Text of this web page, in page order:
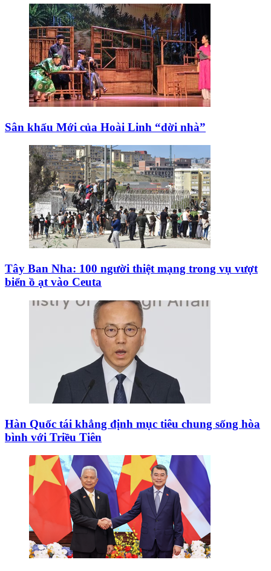
Sân khấu Mới của Hoài Linh “dời nhà”
Tây Ban Nha: 100 người thiệt mạng trong vụ vượt
biển ồ ạt vào Ceuta
Hàn Quốc tái khẳng định mục tiêu chung sống hòa
bình với Triều Tiên